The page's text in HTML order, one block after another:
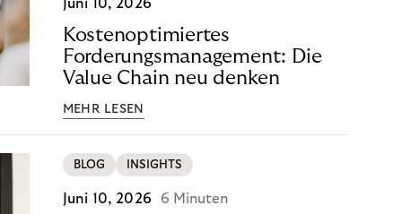
Juni 10, 2026
Kostenoptimiertes
Forderungsmanagement: Die
Value Chain neu denken
MEHR LESEN
BLOG INSIGHTS
Juni 10, 2026 6 Minuten